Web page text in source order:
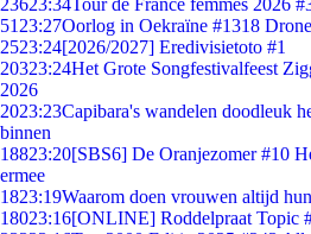
23623:34Tour de France femmes 2026
51 23:27Oorlog in Oekraïne #1318
2523:24[2026/2027] Eredivisietoto #1
20323:24Het Grote Songfestivalfeest
2026
2023:23Capibara's wandelen doodleuk
binnen
18823:20[SBS6] De Oranjezomer #10
ermee
1823:19Waarom doen vrouwen altijd
18023:16[ONLINE] Roddelpraat Topic